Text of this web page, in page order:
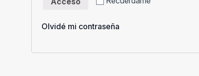
Olvidé mi contraseña